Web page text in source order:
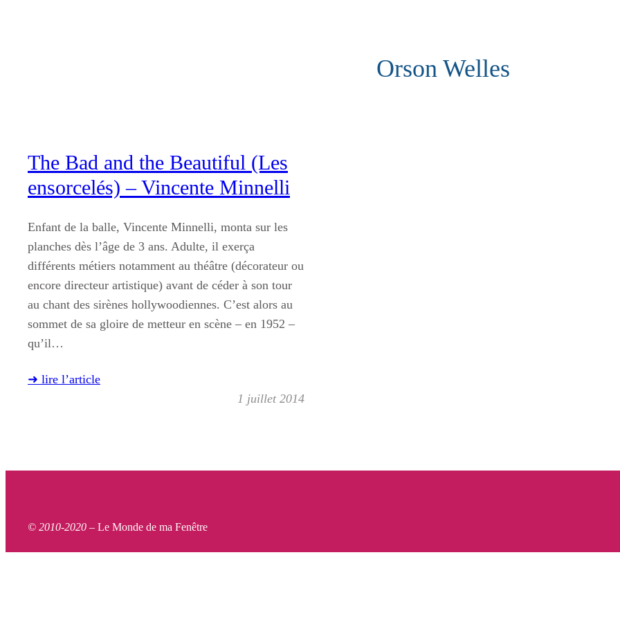
Orson Welles
The Bad and the Beautiful (Les
ensorcelés) – Vincente Minnelli
Enfant de la balle, Vincente Minnelli, monta sur les
planches dès l’âge de 3 ans. Adulte, il exerça
différents métiers notamment au théâtre (décorateur ou
encore directeur artistique) avant de céder à son tour
au chant des sirènes hollywoodiennes. C’est alors au
sommet de sa gloire de metteur en scène – en 1952 –
qu’il…
➜ lire l’article
1 juillet 2014
© 2010-2020 – Le Monde de ma Fenêtre